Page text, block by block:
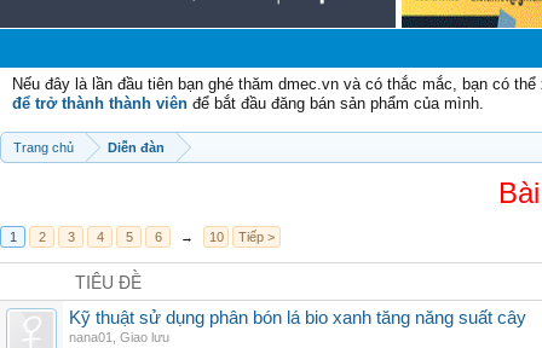
Nếu đây là lần đầu tiên bạn ghé thăm dmec.vn và có thắc mắc, bạn có
để trở thành thành viên để bắt đầu đăng bán sản phẩm của mình.
Trang chủ Diễn đàn
1 2 3 4 5 6 → 10 Tiếp >
TIÊU ĐỀ
Kỹ thuật sử dụng phân bón lá bio xanh tăng năng suất cây
nana01
Giao lưu